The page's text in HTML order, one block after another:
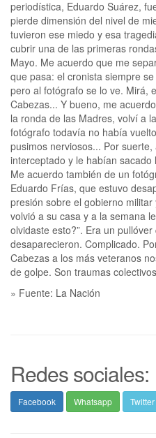
» Fuente: La Nación
Redes sociales:
Facebook Whatsapp Twitter